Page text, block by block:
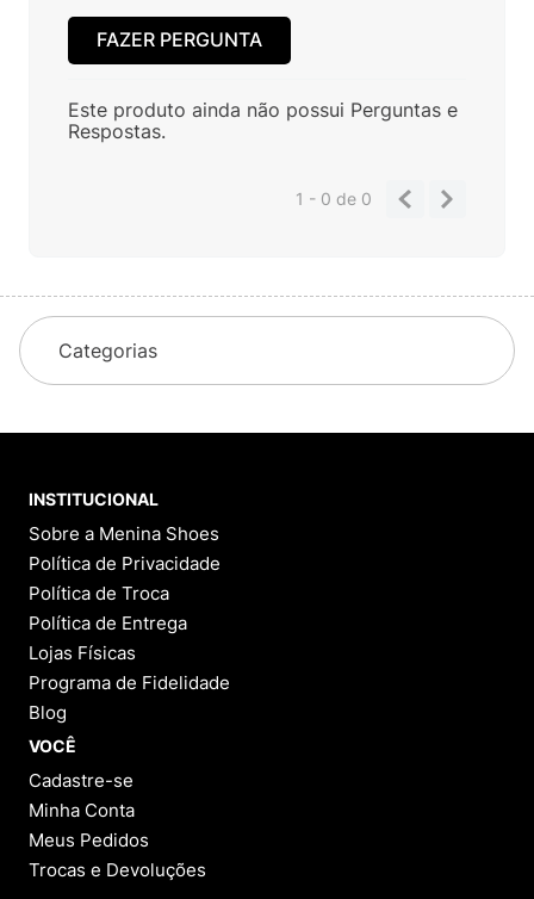
FAZER PERGUNTA
Este produto ainda não possui Perguntas e
Respostas.
1 - 0de 0
Categorias
INSTITUCIONAL
Sobre a Menina Shoes
Política de Privacidade
Política de Troca
Política de Entrega
Lojas Físicas
Programa de Fidelidade
Blog
VOCÊ
Cadastre-se
Minha Conta
Meus Pedidos
Trocas e Devoluções